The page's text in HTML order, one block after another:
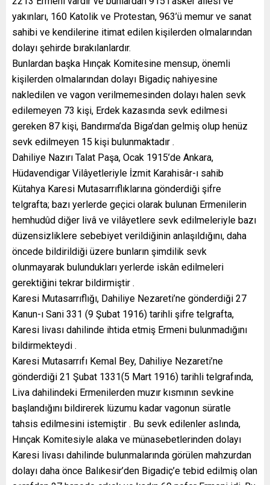
yakınları, 160 Katolik ve Protestan, 963’ü memur ve sanat
sahibi ve kendilerine itimat edilen kişilerden olmalarından
dolayı şehirde bırakılanlardır.
Bunlardan başka Hınçak Komitesine mensup, önemli
kişilerden olmalarından dolayı Bigadiç nahiyesine
nakledilen ve vagon verilmemesinden dolayı halen sevk
edilemeyen 73 kişi, Erdek kazasında sevk edilmesi
gereken 87 kişi, Bandırma’da Biga’dan gelmiş olup henüz
sevk edilmeyen 15 kişi bulunmaktadır .
Dahiliye Nazırı Talat Paşa, Ocak 1915’de Ankara,
Hüdavendigar Vilâyetleriyle İzmit Karahisâr-ı sahib
Kütahya Karesi Mutasarrıflıklarına gönderdiği şifre
telgrafta; bazı yerlerde geçici olarak bulunan Ermenilerin
hemhudûd diğer livâ ve vilâyetlere sevk edilmeleriyle bazı
düzensizliklere sebebiyet verildiğinin anlaşıldığını, daha
öncede bildirildiği üzere bunların şimdilik sevk
olunmayarak bulundukları yerlerde iskân edilmeleri
gerektiğini tekrar bildirmiştir .
Karesi Mutasarrıflığı, Dahiliye Nezareti’ne gönderdiği 27
Kanun-ı Sani 331 (9 Şubat 1916) tarihli şifre telgrafta,
Karesi livası dahilinde ihtida etmiş Ermeni bulunmadığını
bildirmekteydi .
Karesi Mutasarrıfı Kemal Bey, Dahiliye Nezareti’ne
gönderdiği 21 Şubat 1331(5 Mart 1916) tarihli telgrafında,
Liva dahilindeki Ermenilerden muzır kısmının sevkine
başlandığını bildirerek lüzumu kadar vagonun süratle
tahsis edilmesini istemiştir . Bu sevk edilenler aslında,
Hınçak Komitesiyle alaka ve münasebetlerinden dolayı
Karesi livası dahilinde bulunmalarında görülen mahzurdan
dolayı daha önce Balıkesir’den Bigadiç’e tebid edilmiş olan